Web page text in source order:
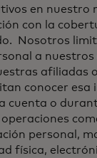
en nuestro
con la
Nosotros
a nuestros
afiliadas
conocer esa
cuenta o
personal,
física,